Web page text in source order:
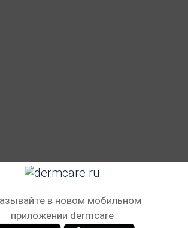
в новом мобильном
приложении dermcare